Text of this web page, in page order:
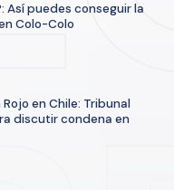
Así puedes conseguir la
Colo-Colo
en Chile: Tribunal
discutir condena en